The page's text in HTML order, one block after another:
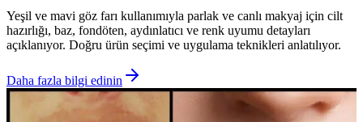
Yeşil ve mavi göz farı kullanımıyla parlak ve canlı makyaj için cilt
hazırlığı, baz, fondöten, aydınlatıcı ve renk uyumu detayları
açıklanıyor. Doğru ürün seçimi ve uygulama teknikleri anlatılıyor.
Daha fazla bilgi edinin